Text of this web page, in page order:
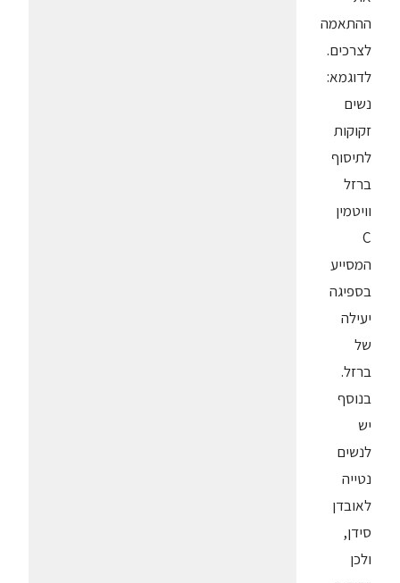
ההתאמה
לצרכים.
לדוגמא:
נשים
זקוקות
לתיסוף
ברזל
וויטמין
C
המסייע
בספיגה
יעילה
של
ברזל.
בנוסף
יש
לנשים
נטייה
לאובדן
סידן,
ולכן